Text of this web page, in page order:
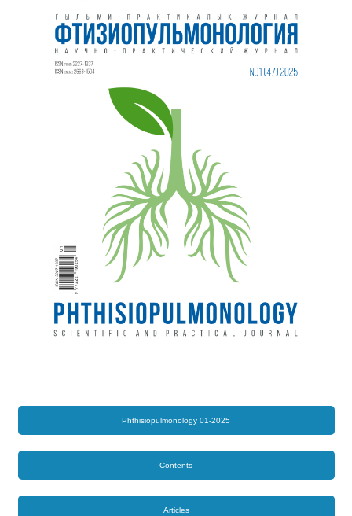
Phthisiopulmonology 01-2025
Contents
Articles